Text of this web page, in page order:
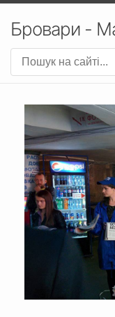
Бровари -